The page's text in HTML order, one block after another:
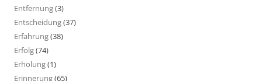
Entfernung(3)
Entscheidung(37)
Erfahrung(38)
Erfolg(74)
Erholung(1)
Erinnerung(65)